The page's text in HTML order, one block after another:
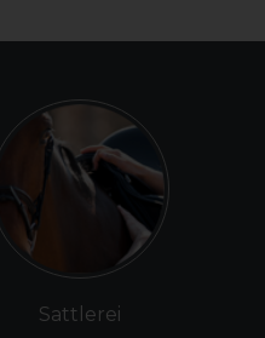
Sattlerei